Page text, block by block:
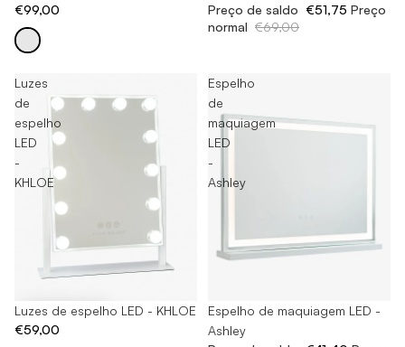
€99,00
Preço de saldo €51,75 Preço
normal €69,00
Luzes
de
espelho
LED
-
KHLOE
Luzes de espelho LED - KHLOE
€59,00
Espelho
de
maquiagem
LED
-
Ashley
Esgotado
Espelho de maquiagem LED -
Ashley